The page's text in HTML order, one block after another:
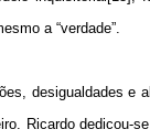
a “verdade”.
desigualdades e
Ricardo dedicou-